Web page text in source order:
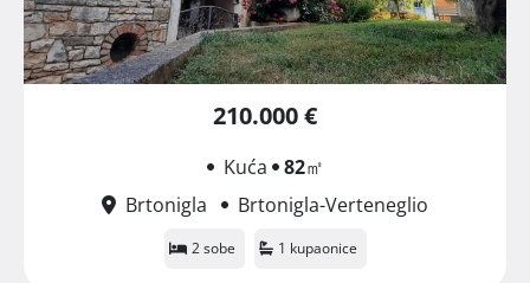
210.000 €
Kuća 82㎡
Brtonigla
Brtonigla-Verteneglio
2 sobe 1 kupaonice